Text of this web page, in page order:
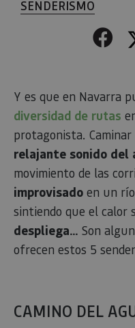
SENDERISMO
Y es que en Navarra
diversidad de rutas
protagonista.
relajante sonido del
movimiento de las
improvisado en un
sintiendo que el calor
despliega... Son
ofrecen estos 5
CAMINO DEL